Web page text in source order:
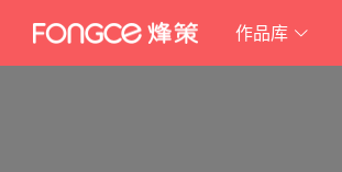
作品库